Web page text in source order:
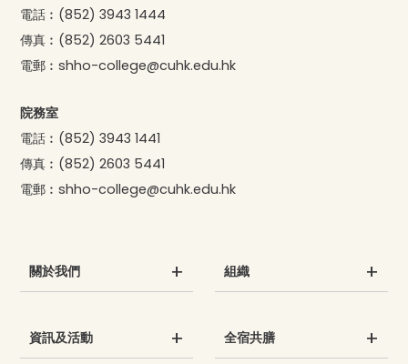
電話︰ (852) 3943 1444
傳真︰ (852) 2603 5441
電郵︰shho-college@cuhk.edu.hk
院務室
電話︰ (852) 3943 1441
傳真︰ (852) 2603 5441
電郵︰shho-college@cuhk.edu.hk
關於我們 組織
資訊及活動 全宿共膳